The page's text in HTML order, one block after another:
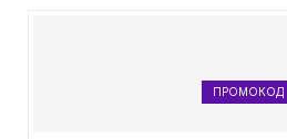
ПРОМОКОД